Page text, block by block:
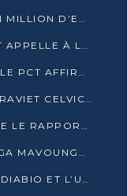
ENTREPRENEURIAT AU CONGO : UN MILLION D’EUROS POUR FINANCER LES STARTUPS DÈS 2026
LE PCT OUVRE SON 6ᵉ CONGRÈS ET APPELLE À LA CANDIDATURE DE DENIS SASSOU NGUESSO
À TROIS JOURS DE SON CONGRÈS, LE PCT AFFIRME AVOIR ATTEINT TOUS SES OBJECTIFS
CE QUE L’ON SAIT DE LA MORT DE RAVIET CELVIC N’TSIANTSIE
LE COMITÉ CENTRAL DU PCT VALIDE LE RAPPORT DU CONGRÈS ET SOUTIENT DENIS SASSOU N’GUESSO
PRÉSIDENTIELLE 2026 : MABIO ZINGA MAVOUNGOU DÉCLARE SA CANDIDATURE ET CHARGE LE BILAN DU PCT
PRÉSIDENTIELLE 2026 : JOSEPH BADIABIO ET L’UDH-YUKI JOUENT LA PRUDENCE